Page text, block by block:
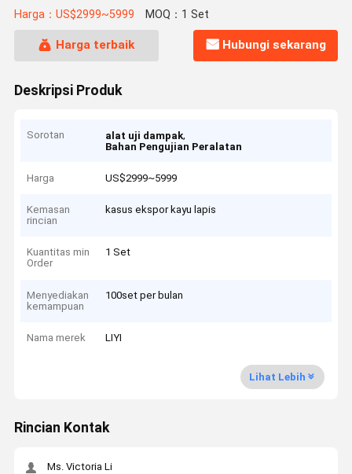
Harga：US$2999~5999 MOQ：1 Set
Harga terbaik Hubungi sekarang
Deskripsi Produk
Sorotan alat uji dampak,
Bahan Pengujian Peralatan
Harga US$2999~5999
Kemasan
rincian
kasus ekspor kayu lapis
Kuantitas min
Order
1 Set
Menyediakan
kemampuan
100set per bulan
Nama merek LIYI
Lihat Lebih
Rincian Kontak
Ms. Victoria Li